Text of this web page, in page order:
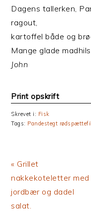
Dagens tallerken,
ragout,
kartoffel både og
Mange glade
John
Print opskrift
Skrevet i: Fisk
Tags: Pandestegt
Previous
Post:
« Grillet
nakkekoteletter med
jordbær og dadel
salat.